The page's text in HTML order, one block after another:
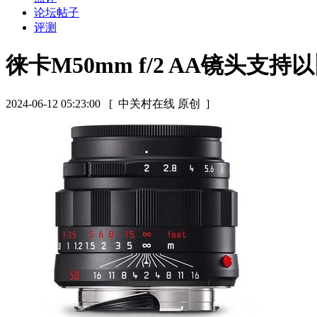
论坛帖子
评测
徕卡M50mm f/2 AA镜头支持
2024-06-12 05:23:00 [ 中关村在线 原创 ]